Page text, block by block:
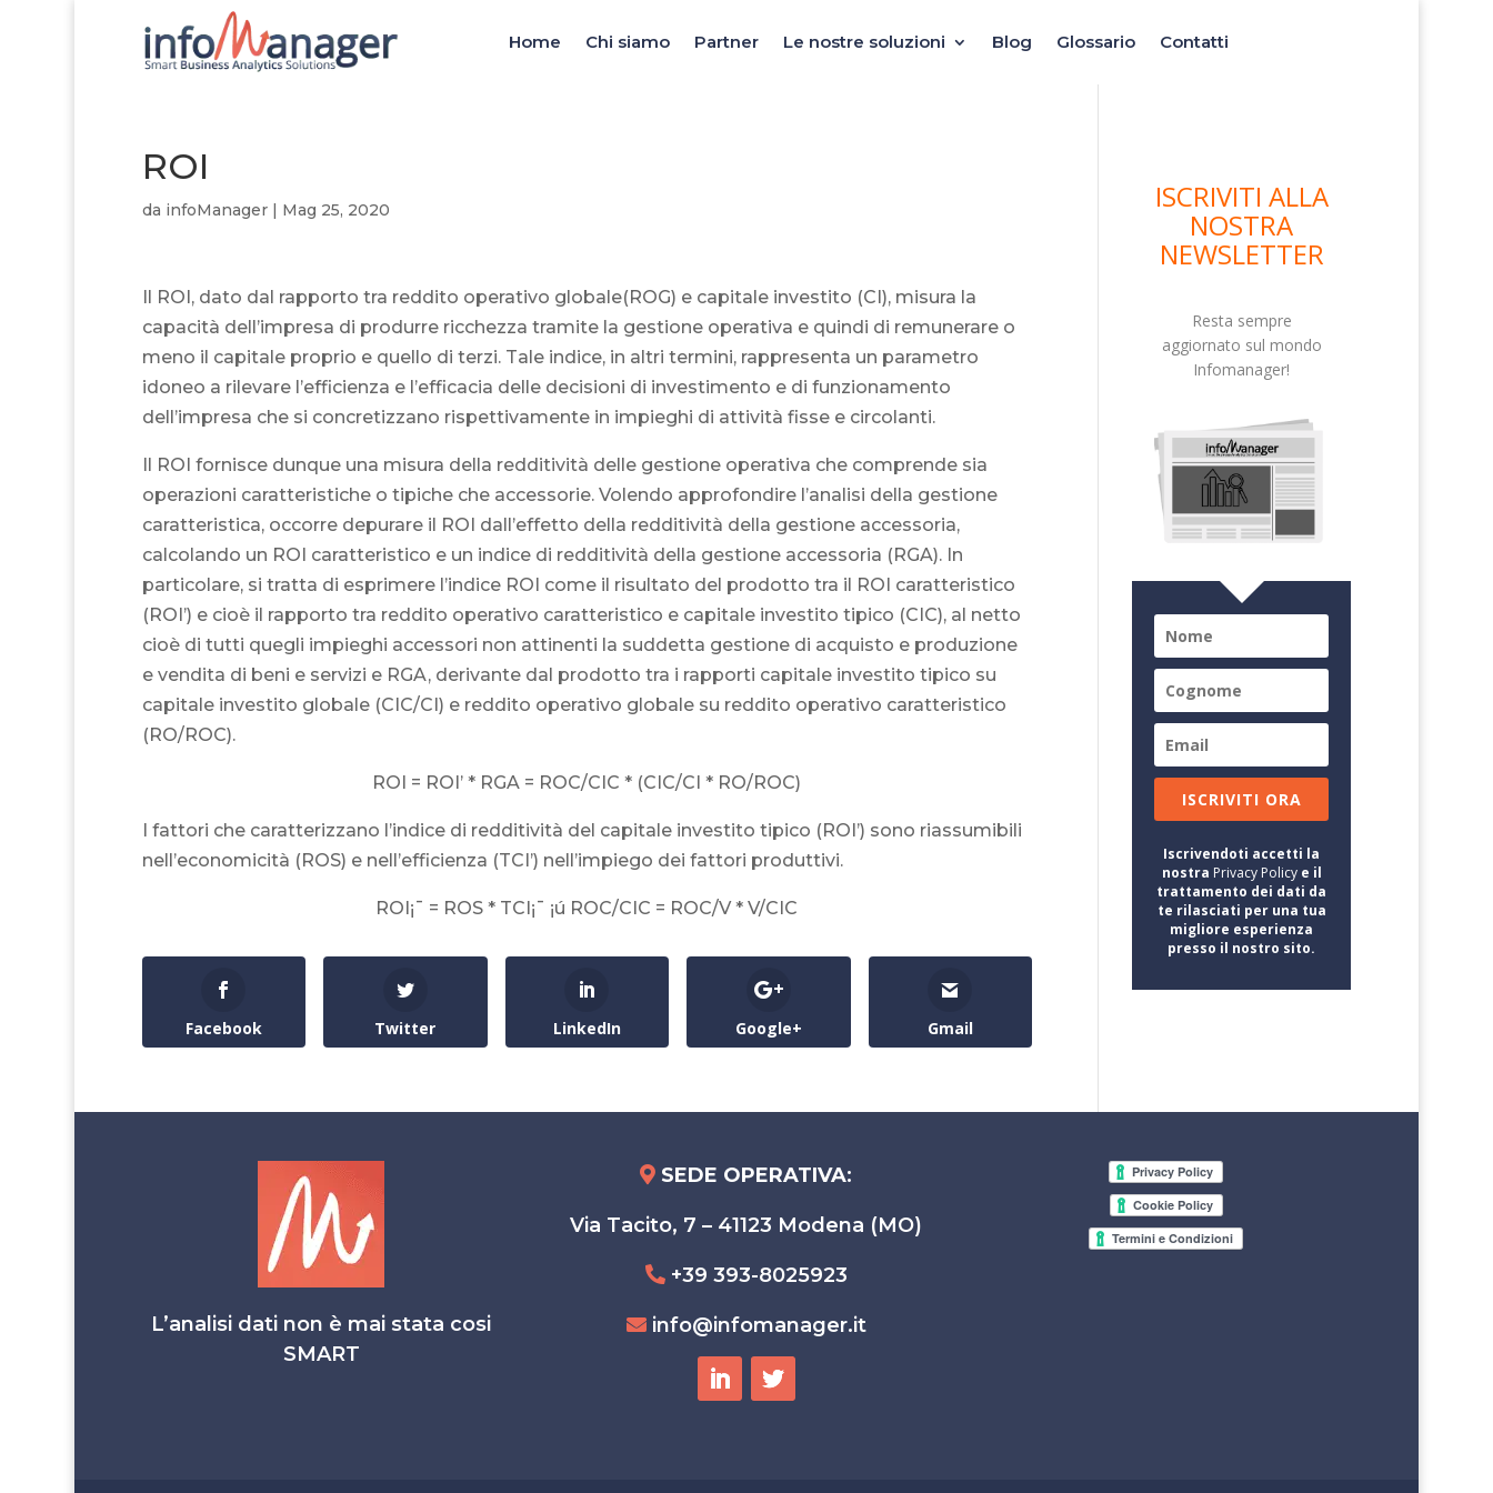
Home Chi siamo Partner Le nostre soluzioni Blog Glossario Contatti
ROI
da infoManager| Mag 25, 2020
Il ROI, dato dal rapporto tra reddito operativo globale(ROG) e capitale investito (CI), misura la
capacità dell’impresa di produrre ricchezza tramite la gestione operativa e quindi di remunerare o
meno il capitale proprio e quello di terzi. Tale indice, in altri termini, rappresenta un parametro
idoneo a rilevare l’efficienza e l’efficacia delle decisioni di investimento e di funzionamento
dell’impresa che si concretizzano rispettivamente in impieghi di attività fisse e circolanti.
Il ROI fornisce dunque una misura della redditività delle gestione operativa che comprende sia
operazioni caratteristiche o tipiche che accessorie. Volendo approfondire l’analisi della gestione
caratteristica, occorre depurare il ROI dall’effetto della redditività della gestione accessoria,
calcolando un ROI caratteristico e un indice di redditività della gestione accessoria (RGA). In
particolare, si tratta di esprimere l’indice ROI come il risultato del prodotto tra il ROI caratteristico
(ROI’) e cioè il rapporto tra reddito operativo caratteristico e capitale investito tipico (CIC), al netto
cioè di tutti quegli impieghi accessori non attinenti la suddetta gestione di acquisto e produzione
e vendita di beni e servizi e RGA, derivante dal prodotto tra i rapporti capitale investito tipico su
capitale investito globale (CIC/CI) e reddito operativo globale su reddito operativo caratteristico
(RO/ROC).
ROI = ROI’ * RGA = ROC/CIC * (CIC/CI * RO/ROC)
I fattori che caratterizzano l’indice di redditività del capitale investito tipico (ROI’) sono riassumibili
nell’economicità (ROS) e nell’efficienza (TCI’) nell’impiego dei fattori produttivi.
ROI¡¯ = ROS * TCI¡¯ ¡ú ROC/CIC = ROC/V * V/CIC
Facebook Twitter LinkedIn Google+ Gmail
ISCRIVITI ALLA
NOSTRA
NEWSLETTER
Resta sempre
aggiornato sul mondo
Infomanager!
ISCRIVITI ORA
Iscrivendoti accetti la
nostra Privacy Policye il
trattamento dei dati da
te rilasciati per una tua
migliore esperienza
presso il nostro sito.
L’analisi dati non è mai stata cosi
SMART
SEDE OPERATIVA:
Via Tacito, 7 – 41123 Modena (MO)
+39 393-8025923
info@infomanager.it